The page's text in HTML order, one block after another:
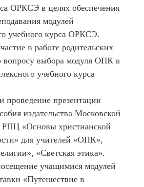
ОРКСЭ в целях обеспечения
модулей
учебного курса ОРКСЭ.
в работе родительских
вопросу выбора модуля ОПК в
учебного курса
проведение презентации
издательства Московской
РПЦ «Основы христианской
для учителей «ОПК»,
«Светская этика».
учащимися модулей
«Путешествие в